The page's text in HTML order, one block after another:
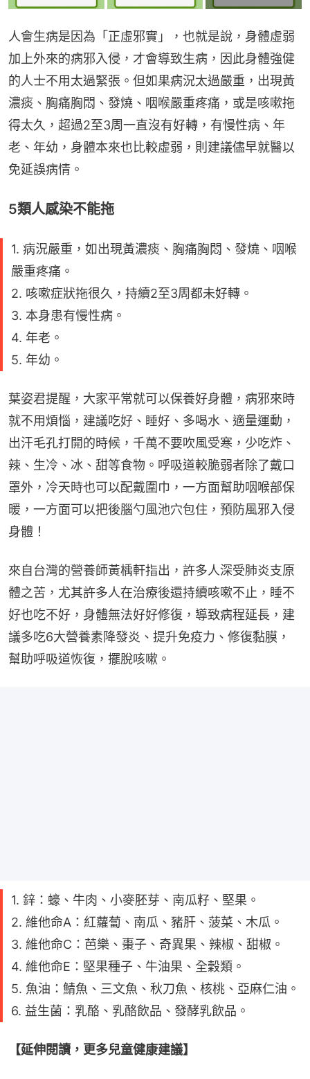
人會生病是因為「正虛邪實」，也就是說，身體虛弱
加上外來的病邪入侵，才會導致生病，因此身體強健
的人士不用太過緊張。但如果病況太過嚴重，出現黃
濃痰、胸痛胸悶、發燒、咽喉嚴重疼痛，或是咳嗽拖
得太久，超過2至3周一直沒有好轉，有慢性病、年
老、年幼，身體本來也比較虛弱，則建議儘早就醫以
免延誤病情。
5類人感染不能拖
1. 病況嚴重，如出現黃濃痰、胸痛胸悶、發燒、咽喉
嚴重疼痛。
2. 咳嗽症狀拖很久，持續2至3周都未好轉。
3. 本身患有慢性病。
4. 年老。
5. 年幼。
葉姿君提醒，大家平常就可以保養好身體，病邪來時
就不用煩惱，建議吃好、睡好、多喝水、適量運動，
出汗毛孔打開的時候，千萬不要吹風受寒，少吃炸、
辣、生冷、冰、甜等食物。呼吸道較脆弱者除了戴口
罩外，冷天時也可以配戴圍巾，一方面幫助咽喉部保
暖，一方面可以把後腦勺風池穴包住，預防風邪入侵
身體！
來自台灣的營養師黃楀軒指出，許多人深受肺炎支原
體之苦，尤其許多人在治療後還持續咳嗽不止，睡不
好也吃不好，身體無法好好修復，導致病程延長，建
議多吃6大營養素降發炎、提升免疫力、修復黏膜，
幫助呼吸道恢復，擺脫咳嗽。
1. 鋅：蠔、牛肉、小麥胚芽、南瓜籽、堅果。
2. 維他命A：紅蘿蔔、南瓜、豬肝、菠菜、木瓜。
3. 維他命C：芭樂、棗子、奇異果、辣椒、甜椒。
4. 維他命E：堅果種子、牛油果、全穀類。
5. 魚油：鯖魚、三文魚、秋刀魚、核桃、亞麻仁油。
6. 益生菌：乳酪、乳酪飲品、發酵乳飲品。
【延伸閱讀，更多兒童健康建議】